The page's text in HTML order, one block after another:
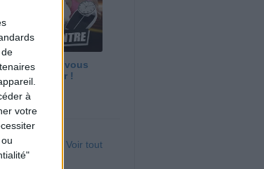
à
votre
? Ce que vous
savoir !
Voir tout